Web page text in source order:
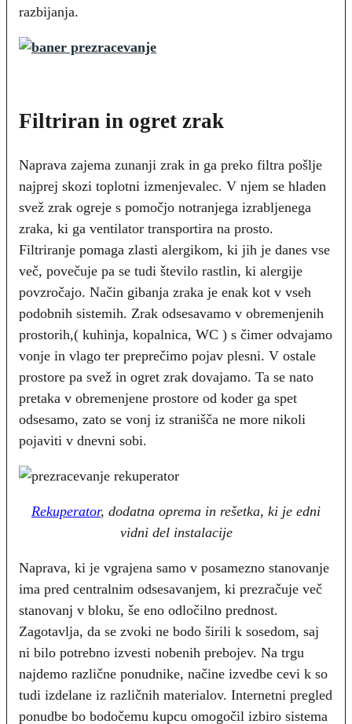
razbijanja.
Filtriran in ogret zrak
Naprava zajema zunanji zrak in ga preko filtra pošlje
najprej skozi toplotni izmenjevalec. V njem se hladen
svež zrak ogreje s pomočjo notranjega izrabljenega
zraka, ki ga ventilator transportira na prosto.
Filtriranje pomaga zlasti alergikom, ki jih je danes vse
več, povečuje pa se tudi število rastlin, ki alergije
povzročajo. Način gibanja zraka je enak kot v vseh
podobnih sistemih. Zrak odsesavamo v obremenjenih
prostorih,( kuhinja, kopalnica, WC ) s čimer odvajamo
vonje in vlago ter preprečimo pojav plesni. V ostale
prostore pa svež in ogret zrak dovajamo. Ta se nato
pretaka v obremenjene prostore od koder ga spet
odsesamo, zato se vonj iz stranišča ne more nikoli
pojaviti v dnevni sobi.
Rekuperator, dodatna oprema in rešetka, ki je edni
vidni del instalacije
Naprava, ki je vgrajena samo v posamezno stanovanje
ima pred centralnim odsesavanjem, ki prezračuje več
stanovanj v bloku, še eno odločilno prednost.
Zagotavlja, da se zvoki ne bodo širili k sosedom, saj
ni bilo potrebno izvesti nobenih prebojev. Na trgu
najdemo različne ponudnike, načine izvedbe cevi k so
tudi izdelane iz različnih materialov. Internetni pregled
ponudbe bo bodočemu kupcu omogočil izbiro sistema